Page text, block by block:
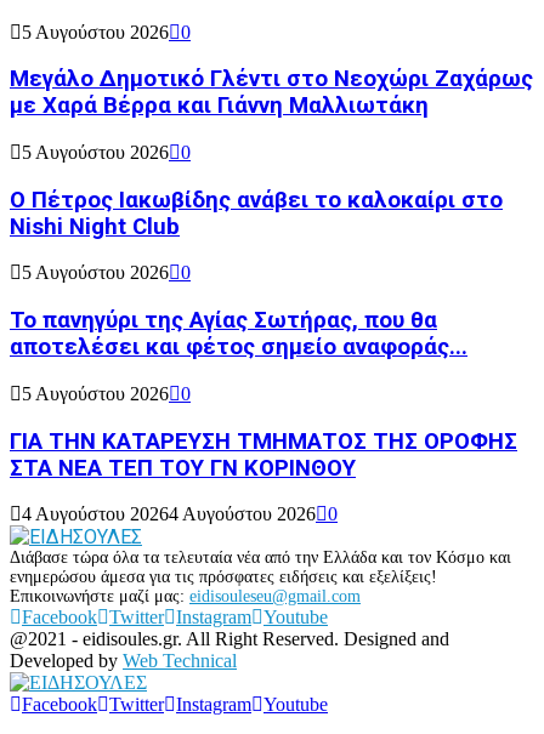
5 Αυγούστου 2026 0
Μεγάλο Δημοτικό Γλέντι στο Νεοχώρι Ζαχάρως
με Χαρά Βέρρα και Γιάννη Μαλλιωτάκη
5 Αυγούστου 2026 0
Ο Πέτρος Ιακωβίδης ανάβει το καλοκαίρι στο
Nishi Night Club
5 Αυγούστου 2026 0
Το πανηγύρι της Αγίας Σωτήρας, που θα
αποτελέσει και φέτος σημείο αναφοράς...
5 Αυγούστου 2026 0
ΓΙΑ ΤΗΝ ΚΑΤΑΡΕΥΣΗ ΤΜΗΜΑΤΟΣ ΤΗΣ ΟΡΟΦΗΣ
ΣΤΑ ΝΕΑ ΤΕΠ ΤΟΥ ΓΝ ΚΟΡΙΝΘΟΥ
4 Αυγούστου 20264 Αυγούστου 2026 0
Διάβασε τώρα όλα τα τελευταία νέα από την Ελλάδα και τον Κόσμο και
ενημερώσου άμεσα για τις πρόσφατες ειδήσεις και εξελίξεις!
Επικοινωνήστε μαζί μας: eidisouleseu@gmail.com
Facebook Twitter Instagram Youtube
@2021 - eidisoules.gr. All Right Reserved. Designed and
Developed by Web Technical
Facebook Twitter Instagram Youtube